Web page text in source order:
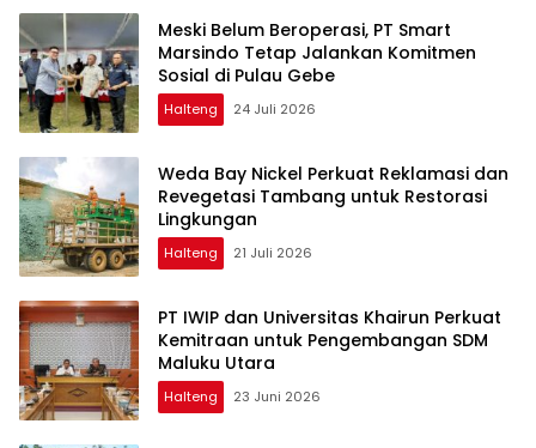
Meski Belum Beroperasi, PT Smart
Marsindo Tetap Jalankan Komitmen
Sosial di Pulau Gebe
Halteng 24 Juli 2026
Weda Bay Nickel Perkuat Reklamasi dan
Revegetasi Tambang untuk Restorasi
Lingkungan
Halteng 21 Juli 2026
PT IWIP dan Universitas Khairun Perkuat
Kemitraan untuk Pengembangan SDM
Maluku Utara
Halteng 23 Juni 2026